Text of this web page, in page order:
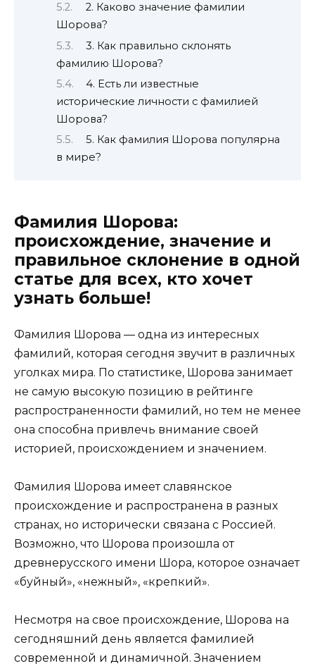
2. Каково значение фамилии
Шорова?
3. Как правильно склонять
фамилию Шорова?
4. Есть ли известные
исторические личности с фамилией
Шорова?
5. Как фамилия Шорова популярна
в мире?
Фамилия Шорова:
происхождение, значение и
правильное склонение в одной
статье для всех, кто хочет
узнать больше!
Фамилия Шорова — одна из интересных
фамилий, которая сегодня звучит в различных
уголках мира. По статистике, Шорова занимает
не самую высокую позицию в рейтинге
распространенности фамилий, но тем не менее
она способна привлечь внимание своей
историей, происхождением и значением.
Фамилия Шорова имеет славянское
происхождение и распространена в разных
странах, но исторически связана с Россией.
Возможно, что Шорова произошла от
древнерусского имени Шора, которое означает
«буйный», «нежный», «крепкий».
Несмотря на свое происхождение, Шорова на
сегодняшний день является фамилией
современной и динамичной. Значением